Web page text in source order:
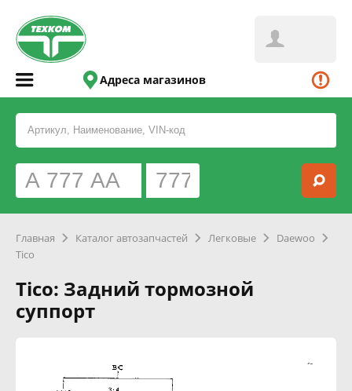
Адреса магазинов
Главная Каталог автозапчастей Легковые
Daewoo
Tico
Tico: Задний тормозной
суппорт